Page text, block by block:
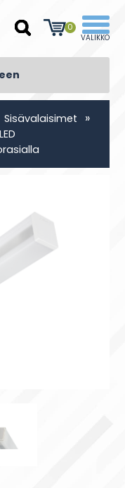
0
Sisävalaisimet »
LED